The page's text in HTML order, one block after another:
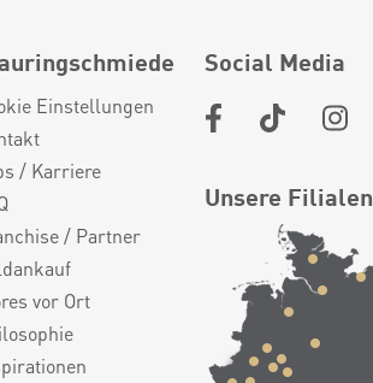
Einstellungen
/ Karriere
/ Partner
vor Ort
Social Media
Unsere Filialen